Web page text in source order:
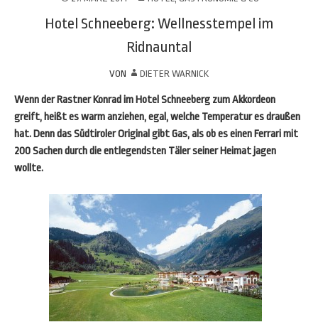
Hotel Schneeberg: Wellnesstempel im
Ridnauntal
VON DIETER WARNICK
Wenn der Rastner Konrad im Hotel Schneeberg zum Akkordeon
greift, heißt es warm anziehen, egal, welche Temperatur es draußen
hat. Denn das Südtiroler Original gibt Gas, als ob es einen Ferrari mit
200 Sachen durch die entlegendsten Täler seiner Heimat jagen
wollte.